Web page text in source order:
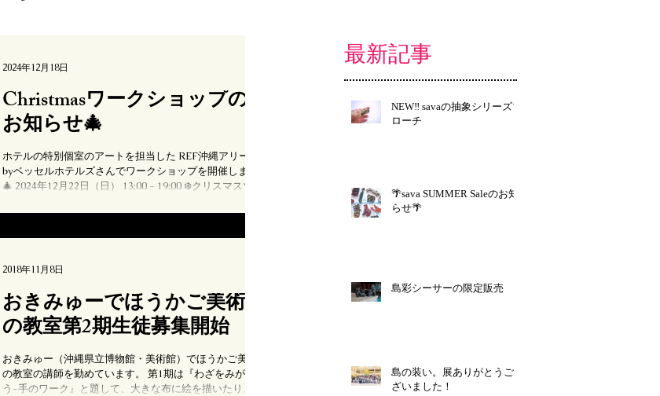
Christmasワークショップの
お知らせ🎄
ホテルの特別個室のアートを担当した REF沖縄アリーナ
byベッセルホテルズさんでワークショップを開催します
🎄 2024年12月22日（日） 13:00 - 19:00 ❄️クリスマスツリ
な模様を塗ろう！ ¥1,000-...
2024年12月18日
おきみゅーでほうかご美術
の教室第2期生徒募集開始
おきみゅー（沖縄県立博物館・美術館）でほうかご美術
の教室の講師を勤めています。 第1期は『わざをみがこ
う-手のワーク』と題して、大きな布に絵を描いたり、木
2018年11月8日
最新記事
NEW‼︎ savaの抽象シリーズブ
ローチ
🌴sava SUMMER Saleのお知
らせ🌴
島彩シーサーの限定販売
島の装い。展ありがとうご
ざいました！